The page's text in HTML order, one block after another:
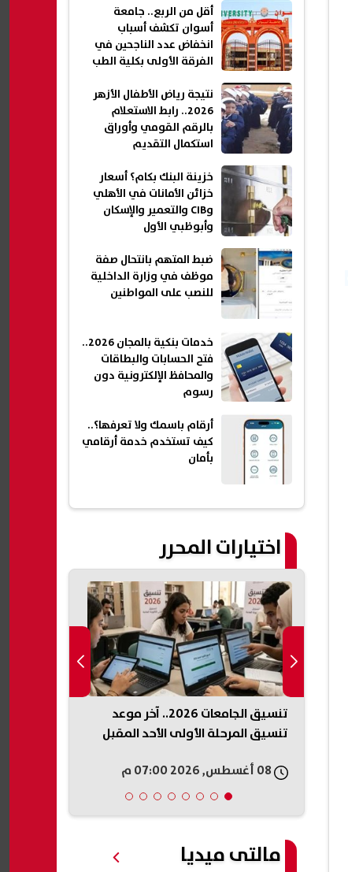
أقل من الربع.. جامعة
أسوان تكشف أسباب
انخفاض عدد الناجحين في
الفرقة الأولى بكلية الطب
نتيجة رياض الأطفال الأزهر
2026.. رابط الاستعلام
بالرقم القومي وأوراق
استكمال التقديم
خزينة البنك بكام؟ أسعار
خزائن الأمانات في الأهلي
وCIB والتعمير والإسكان
وأبوظبي الأول
ضبط المتهم بانتحال صفة
موظف في وزارة الداخلية
للنصب على المواطنين
خدمات بنكية بالمجان 2026..
فتح الحسابات والبطاقات
والمحافظ الإلكترونية دون
رسوم
أرقام باسمك ولا تعرفها؟..
كيف تستخدم خدمة أرقامي
بأمان
اختيارات المحرر
تنسيق الجامعات 2026.. آخر موعد
تنسيق المرحلة الأولى الأحد المقبل
مالتى ميديا